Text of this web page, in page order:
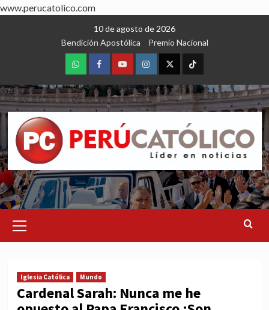
www.perucatolico.com
10 de agosto de 2026
Bendición Apostólica
Premio Nacional
WhatsAppFacebookYoutubeInstagram
X TikTok
Menu
Iglesia Católica Mundo
Cardenal Sarah: Nunca me he